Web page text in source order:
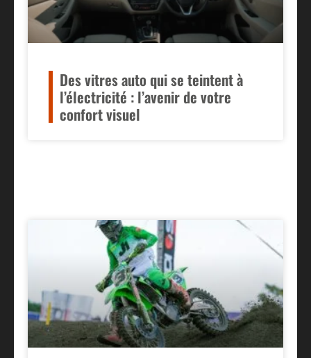
Des vitres auto qui se teintent à
l’électricité : l’avenir de votre
confort visuel